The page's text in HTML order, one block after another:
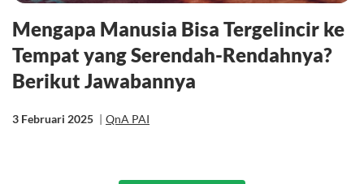
Mengapa Manusia Bisa Tergelincir ke
Tempat yang Serendah-Rendahnya?
Berikut Jawabannya
3 Februari 2025 | QnA PAI